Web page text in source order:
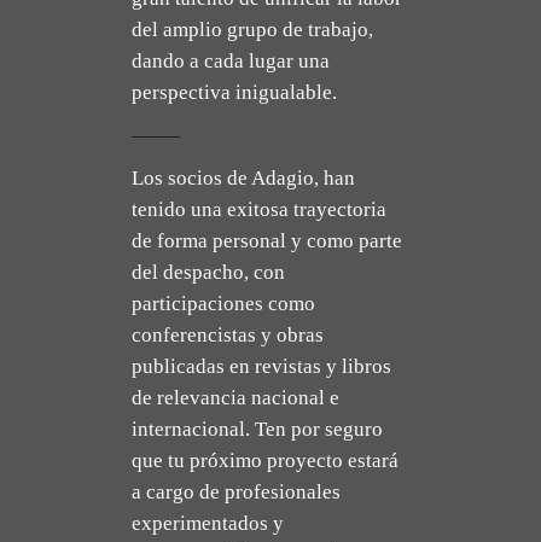
del amplio grupo de trabajo,
dando a cada lugar una
perspectiva inigualable.
Los socios de Adagio, han
tenido una exitosa trayectoria
de forma personal y como parte
del despacho, con
participaciones como
conferencistas y obras
publicadas en revistas y libros
de relevancia nacional e
internacional. Ten por seguro
que tu próximo proyecto estará
a cargo de profesionales
experimentados y